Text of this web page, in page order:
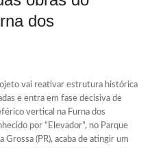
dos
vai reativar estrutura histórica
e entra em fase decisiva de
vertical na Furna dos
por “Elevador”, no Parque
Grossa (PR), acaba de atingir um